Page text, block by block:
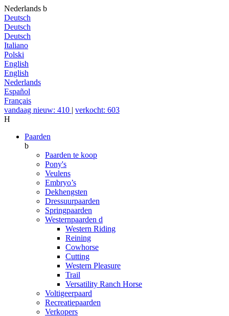
Nederlands b
Deutsch
Deutsch
Deutsch
Italiano
Polski
English
English
Nederlands
Español
Français
vandaag nieuw: 410 | verkocht: 603
H
Paarden
b
Paarden te koop
Pony's
Veulens
Embryo’s
Dekhengsten
Dressuurpaarden
Springpaarden
Westernpaarden d
Western Riding
Reining
Cowhorse
Cutting
Western Pleasure
Trail
Versatility Ranch Horse
Voltigeerpaard
Recreatiepaarden
Verkopers